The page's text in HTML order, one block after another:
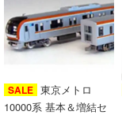
SALE 東京メトロ
10000系 基本＆増結セ